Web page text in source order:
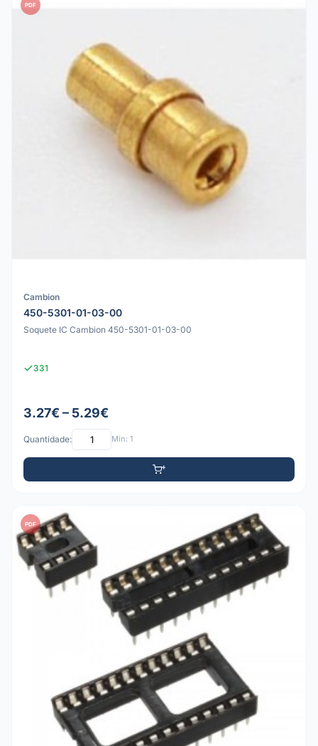
PDF
Cambion
450-5301-01-03-00
Soquete IC Cambion 450-5301-01-03-00
331
3.27€ – 5.29€
Quantidade: Mín: 1
PDF